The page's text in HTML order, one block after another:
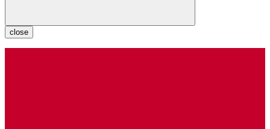
close